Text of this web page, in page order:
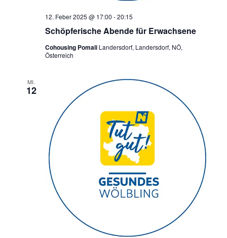
Schöpferische Abende für Erwachsene
12. Feber 2025 @ 17:00 -20:15
Cohousing Pomali Landersdorf, Landersdorf, NÖ,
Österreich
MI.
12